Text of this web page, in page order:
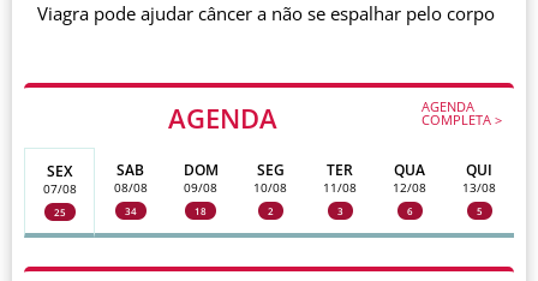
AGENDA AGENDA
COMPLETA >
SEX
07/08
25
SAB
08/08
34
DOM
09/08
18
SEG
10/08
2
TER
11/08
3
QUA
12/08
6
QUI
13/08
5
Viagra pode ajudar câncer a não se espalhar pelo corpo